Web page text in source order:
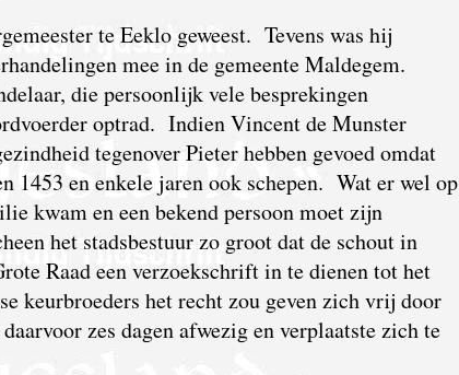
te Eeklo geweest. Tevens was hij
mee in de gemeente Maldegem.
die persoonlijk vele besprekingen
optrad. Indien Vincent de Munster
tegenover Pieter hebben gevoed omdat
1453 en enkele jaren ook schepen. Wat er wel op
kwam en een bekend persoon moet zijn
het stadsbestuur zo groot dat de schout in
Raad een verzoekschrift in te dienen tot het
keurbroeders het recht zou geven zich vrij door
zes dagen afwezig en verplaatste zich te